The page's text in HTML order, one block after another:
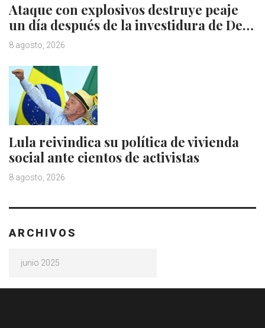
Ataque con explosivos destruye peaje
un día después de la investidura de De…
8 agosto, 2026
Lula reivindica su política de vivienda
social ante cientos de activistas
8 agosto, 2026
ARCHIVOS